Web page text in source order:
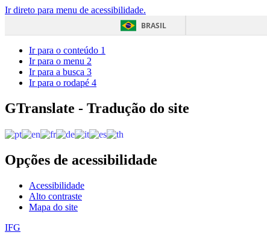
Ir direto para menu de acessibilidade.
BRASIL
Ir para o conteúdo 1
Ir para o menu 2
Ir para a busca 3
Ir para o rodapé 4
GTranslate - Tradução do site
Opções de acessibilidade
Acessibilidade
Alto contraste
Mapa do site
IFG